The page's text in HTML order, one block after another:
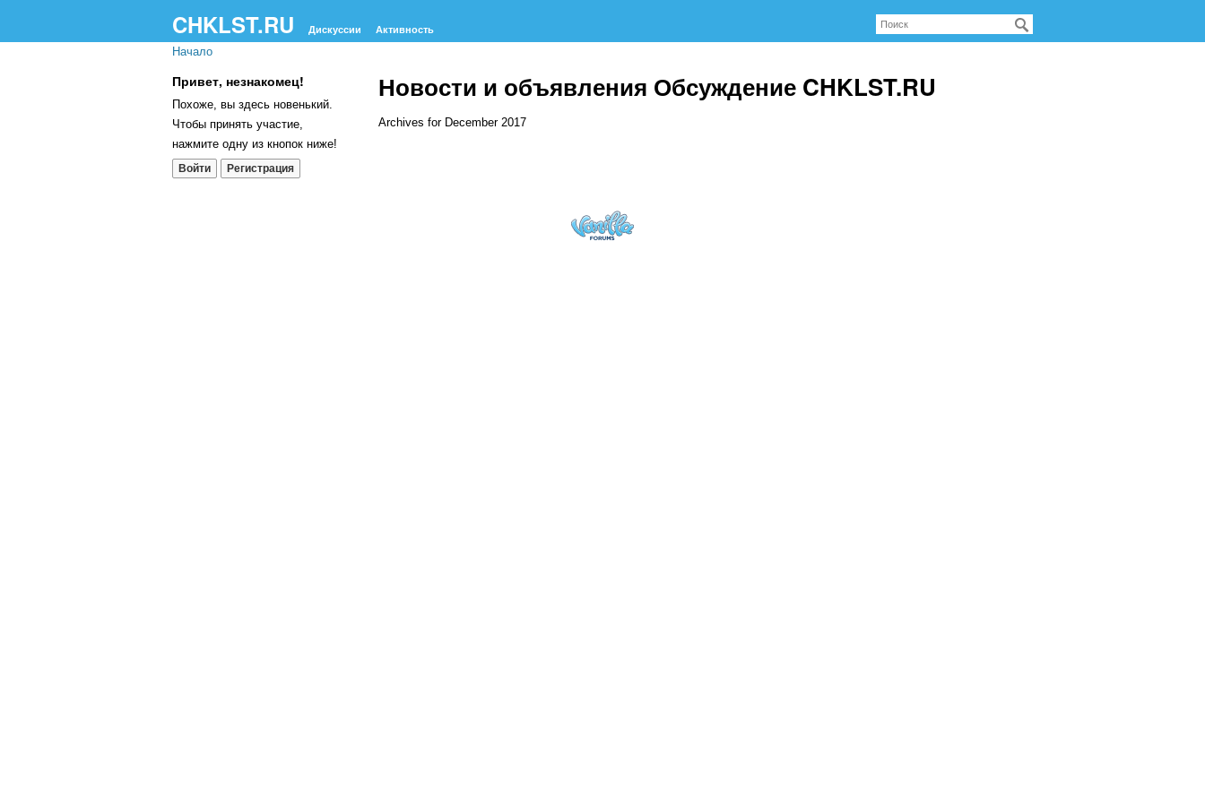
CHKLST.RU Дискуссии Активность
Начало
Привет, незнакомец!
Похоже, вы здесь новенький.
Чтобы принять участие,
нажмите одну из кнопок ниже!
Войти Регистрация
Новости и объявления Обсуждение CHKLST.RU
Archives for December 2017